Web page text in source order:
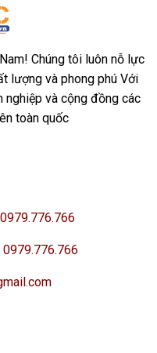
Chúng tôi luôn nỗ lực
lượng và phong phú Với
nghiệp và cộng đồng các
toàn quốc